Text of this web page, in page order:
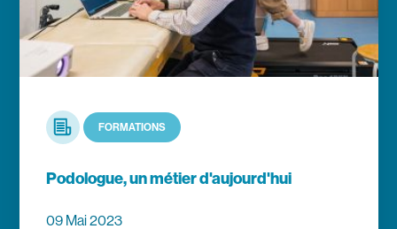
Podologue, un métier d'aujourd'hui
Article FORMATIONS
09 Mai 2023